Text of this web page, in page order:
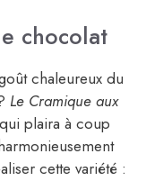
chocolat
chaleureux du
Le Cramique aux
plaira à coup
cette variété :